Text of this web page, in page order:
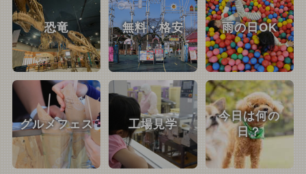
恐竜 無料・格安 雨の日OK
グルメフェス 工場見学
今日は何の
日？